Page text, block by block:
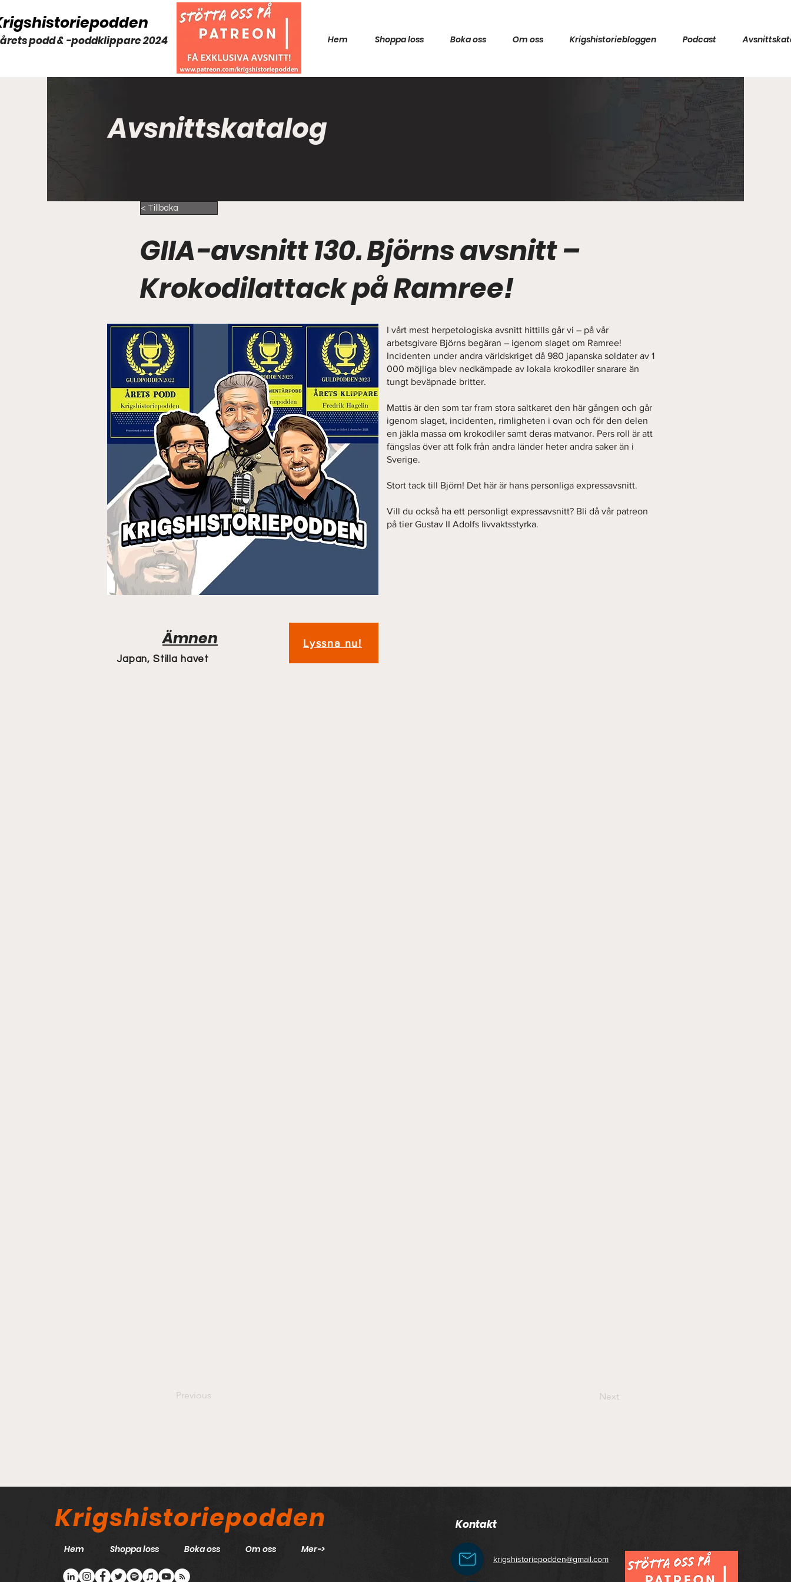
podd & -poddklippare 2024 Hem Shoppa loss Boka oss Om oss Krigshistoriebloggen Podcast
< Tillbaka
GIIA-avsnitt 130. Björns avsnitt –
Krokodilattack på Ramree!
Ämnen
Japan, Stilla havet
Lyssna nu!
I vårt mest herpetologiska avsnitt hittills går vi – på vår
arbetsgivare Björns begäran – igenom slaget om Ramree!
Incidenten under andra världskriget då 980 japanska soldater av 1
000 möjliga blev nedkämpade av lokala krokodiler snarare än
tungt beväpnade britter.
Mattis är den som tar fram stora saltkaret den här gången och går
igenom slaget, incidenten, rimligheten i ovan och för den delen
en jäkla massa om krokodiler samt deras matvanor. Pers roll är att
fängslas över att folk från andra länder heter andra saker än i
Sverige.
Stort tack till Björn! Det här är hans personliga expressavsnitt.
Vill du också ha ett personligt expressavsnitt? Bli då vår patreon
på tier Gustav II Adolfs livvaktsstyrka.
Previous Next
Avsnittskatalog
Krigshistoriepodden
Hem Shoppa loss Boka oss Om oss Mer->
Kontakt
krigshistoriepodden@gmail.com